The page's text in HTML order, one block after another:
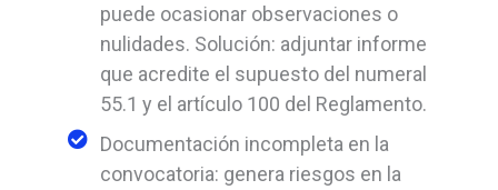
puede ocasionar observaciones o
nulidades. Solución: adjuntar informe
que acredite el supuesto del numeral
55.1 y el artículo 100 del Reglamento.
Documentación incompleta en la
convocatoria: genera riesgos en la